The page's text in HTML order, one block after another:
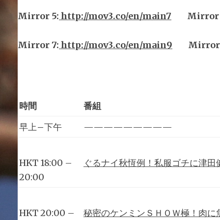
Mirror 5: http://mov3.co/en/main7 Mirror
Mirror 7: http://mov3.co/en/main9 Mirror
時間
番組
早上–下午 —————————
HKT 18:00 –
20:00
ぐるナイ秋恆例！私服ゴチに津
HKT 20:00 – 秘密のケンミンＳＨＯＷ極！肉